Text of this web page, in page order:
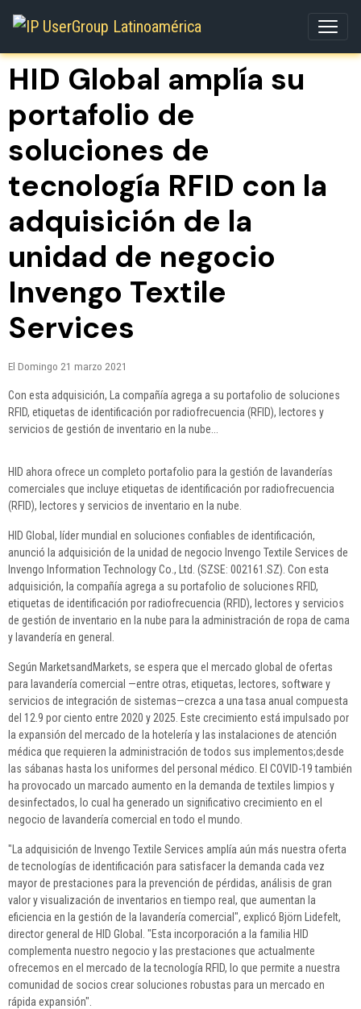
HID Global amplía su
portafolio de
soluciones de
tecnología RFID con la
adquisición de la
unidad de negocio
Invengo Textile
Services
El Domingo 21 marzo 2021
Con esta adquisición, La compañía agrega a su portafolio de soluciones
RFID, etiquetas de identificación por radiofrecuencia (RFID), lectores y
servicios de gestión de inventario en la nube...
HID ahora ofrece un completo portafolio para la gestión de lavanderías
comerciales que incluye etiquetas de identificación por radiofrecuencia
(RFID), lectores y servicios de inventario en la nube.
HID Global, líder mundial en soluciones confiables de identificación,
anunció la adquisición de la unidad de negocio Invengo Textile Services de
Invengo Information Technology Co., Ltd. (SZSE: 002161.SZ). Con esta
adquisición, la compañía agrega a su portafolio de soluciones RFID,
etiquetas de identificación por radiofrecuencia (RFID), lectores y servicios
de gestión de inventario en la nube para la administración de ropa de cama
y lavandería en general.
Según MarketsandMarkets, se espera que el mercado global de ofertas
para lavandería comercial —entre otras, etiquetas, lectores, software y
servicios de integración de sistemas—crezca a una tasa anual compuesta
del 12.9 por ciento entre 2020 y 2025. Este crecimiento está impulsado por
la expansión del mercado de la hotelería y las instalaciones de atención
médica que requieren la administración de todos sus implementos;desde
las sábanas hasta los uniformes del personal médico. El COVID-19 también
ha provocado un marcado aumento en la demanda de textiles limpios y
desinfectados, lo cual ha generado un significativo crecimiento en el
negocio de lavandería comercial en todo el mundo.
"La adquisición de Invengo Textile Services amplía aún más nuestra oferta
de tecnologías de identificación para satisfacer la demanda cada vez
mayor de prestaciones para la prevención de pérdidas, análisis de gran
valor y visualización de inventarios en tiempo real, que aumentan la
eficiencia en la gestión de la lavandería comercial", explicó Björn Lidefelt,
director general de HID Global. "Esta incorporación a la familia HID
complementa nuestro negocio y las prestaciones que actualmente
ofrecemos en el mercado de la tecnología RFID, lo que permite a nuestra
comunidad de socios crear soluciones robustas para un mercado en
rápida expansión".